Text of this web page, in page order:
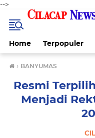
-->
Home Terpopuler
› BANYUMAS
Resmi
Menjadi